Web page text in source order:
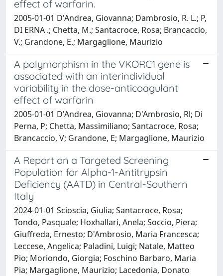
effect of warfarin.
2005-01-01 D'Andrea, Giovanna; Dambrosio, R. L.; P,
DI ERNA .; Chetta, M.; Santacroce, Rosa; Brancaccio,
V.; Grandone, E.; Margaglione, Maurizio
A polymorphism in the VKORC1 gene is
associated with an interindividual
variability in the dose-anticoagulant
effect of warfarin
2005-01-01 D'Andrea, Giovanna; D'Ambrosio, Rl; Di
Perna, P; Chetta, Massimiliano; Santacroce, Rosa;
Brancaccio, V; Grandone, E; Margaglione, Maurizio
A Report on a Targeted Screening
Population for Alpha-1-Antitrypsin
Deficiency (AATD) in Central-Southern
Italy
2024-01-01 Scioscia, Giulia; Santacroce, Rosa;
Tondo, Pasquale; Hoxhallari, Anela; Soccio, Piera;
Giuffreda, Ernesto; D'Ambrosio, Maria Francesca;
Leccese, Angelica; Paladini, Luigi; Natale, Matteo
Pio; Moriondo, Giorgia; Foschino Barbaro, Maria
Pia; Margaglione, Maurizio; Lacedonia, Donato